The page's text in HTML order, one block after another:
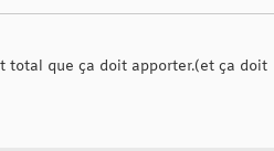
total que ça doit apporter.(et ça doit